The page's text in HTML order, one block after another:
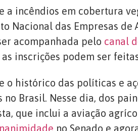
a incêndios em cobertura
Nacional das Empresas
acompanhada pelo canal
inscrições podem ser
o histórico das políticas e
Brasil. Nesse dia, dos
que inclui a aviação
no Senado e